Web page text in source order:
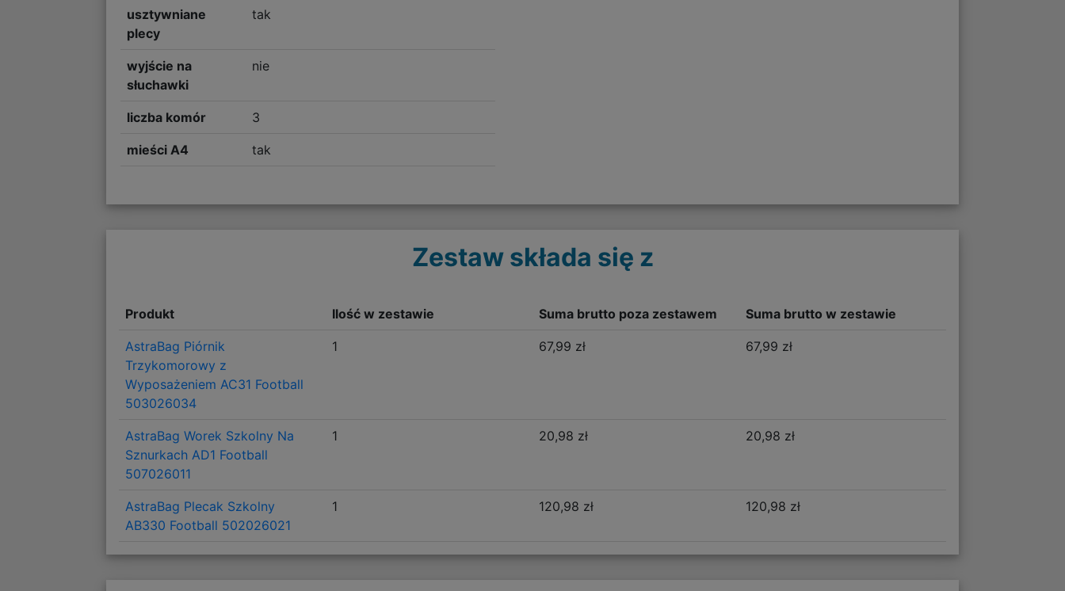
usztywniane
plecy
tak
wyjście na
słuchawki
nie
liczba komór 3
mieści A4 tak
Zestaw składa się z
Produkt Ilość w zestawie Suma brutto poza zestawem Suma brutto w zestawie
AstraBag Piórnik
Trzykomorowy z
Wyposażeniem AC31 Football
503026034
1 67,99 zł 67,99 zł
AstraBag Worek Szkolny Na
Sznurkach AD1 Football
507026011
1 20,98 zł 20,98 zł
AstraBag Plecak Szkolny
AB330 Football 502026021
1 120,98 zł 120,98 zł